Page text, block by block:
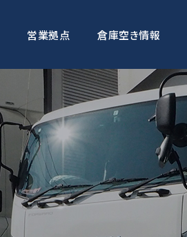
営業拠点 倉庫空き情報